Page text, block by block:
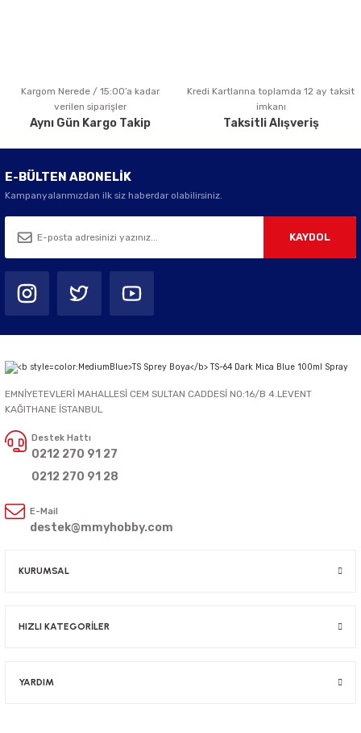
Gönder
Kargom Nerede / 15:00’a kadar
verilen siparişler
Aynı Gün Kargo Takip
Kredi Kartlarına toplamda 12 ay taksit
imkanı
Taksitli Alışveriş
E-BÜLTEN ABONELİK
Kampanyalarımızdan ilk siz haberdar olabilirsiniz.
KAYDOL
EMNİYETEVLERİ MAHALLESİ CEM SULTAN CADDESİ NO:16/B 4.LEVENT
KAĞITHANE İSTANBUL
Destek Hattı
0212 270 91 27
0212 270 91 28
E-Mail
destek@mmyhobby.com
KURUMSAL
HIZLI KATEGORİLER
YARDIM